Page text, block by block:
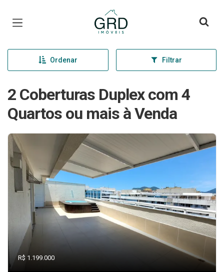
Página inicial
Ordenar Filtrar
2 Coberturas Duplex com 4
Quartos ou mais à Venda
R$ 1.199.000